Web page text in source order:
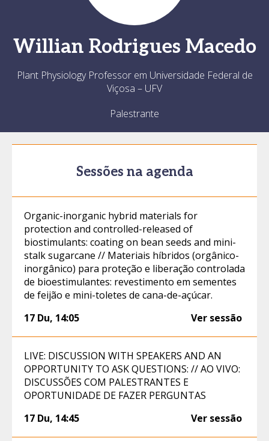
Willian Rodrigues Macedo
Plant Physiology Professor em Universidade Federal de
Viçosa – UFV
Palestrante
Sessões na agenda
Organic-inorganic hybrid materials for
protection and controlled-released of
biostimulants: coating on bean seeds and mini-
stalk sugarcane // Materiais híbridos (orgânico-
inorgânico) para proteção e liberação controlada
de bioestimulantes: revestimento em sementes
de feijão e mini-toletes de cana-de-açúcar.
17 Du, 14:05 Ver sessão
LIVE: DISCUSSION WITH SPEAKERS AND AN
OPPORTUNITY TO ASK QUESTIONS: // AO VIVO:
DISCUSSÕES COM PALESTRANTES E
OPORTUNIDADE DE FAZER PERGUNTAS
17 Du, 14:45 Ver sessão